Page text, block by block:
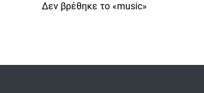
Δεν βρέθηκε το «music»